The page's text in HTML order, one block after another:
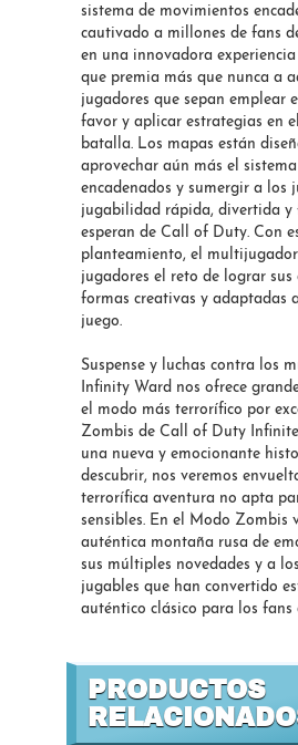
sistema de movimientos
cautivado a millones de fans
en una innovadora
que premia más que nunca a
jugadores que sepan emplear
favor y aplicar estrategias en
batalla. Los mapas están
aprovechar aún más el
encadenados y sumergir a los
jugabilidad rápida, divertida y
esperan de Call of Duty. Con
planteamiento, el
jugadores el reto de lograr sus
formas creativas y adaptadas
juego.
Suspense y luchas contra los
Infinity Ward nos ofrece
el modo más terrorífico por
Zombis de Call of Duty
una nueva y emocionante
descubrir, nos veremos
terrorífica aventura no apta
sensibles. En el Modo Zombis
auténtica montaña rusa de
sus múltiples novedades y a
jugables que han convertido
auténtico clásico para los
PRODUCTOS